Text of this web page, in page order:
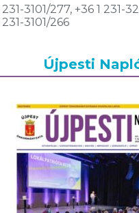
231-3101/277, +36 1 231-
231-3101/266
Újpesti